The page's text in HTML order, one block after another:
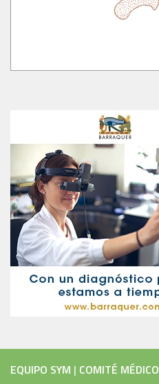
EQUIPO SYM | COMITÉ MÉDICO